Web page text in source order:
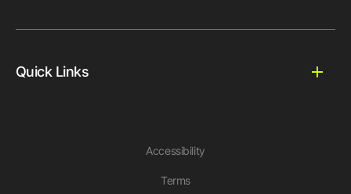
Quick Links
Accessibility
Terms